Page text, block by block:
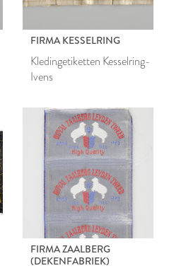
FIRMA KESSELRING
Kledingetiketten Kesselring-
Ivens
FIRMA ZAALBERG
(DEKENFABRIEK)